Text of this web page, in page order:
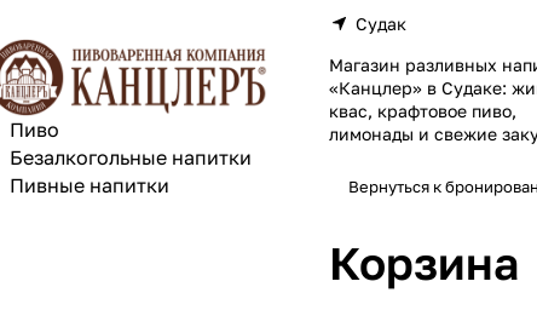
Судак
Магазин разливных
«Канцлер» в Судаке:
квас, крафтовое пиво,
лимонады и свежие
Вернуться к
Корзина
Пиво
Безалкогольные напитки
Пивные напитки